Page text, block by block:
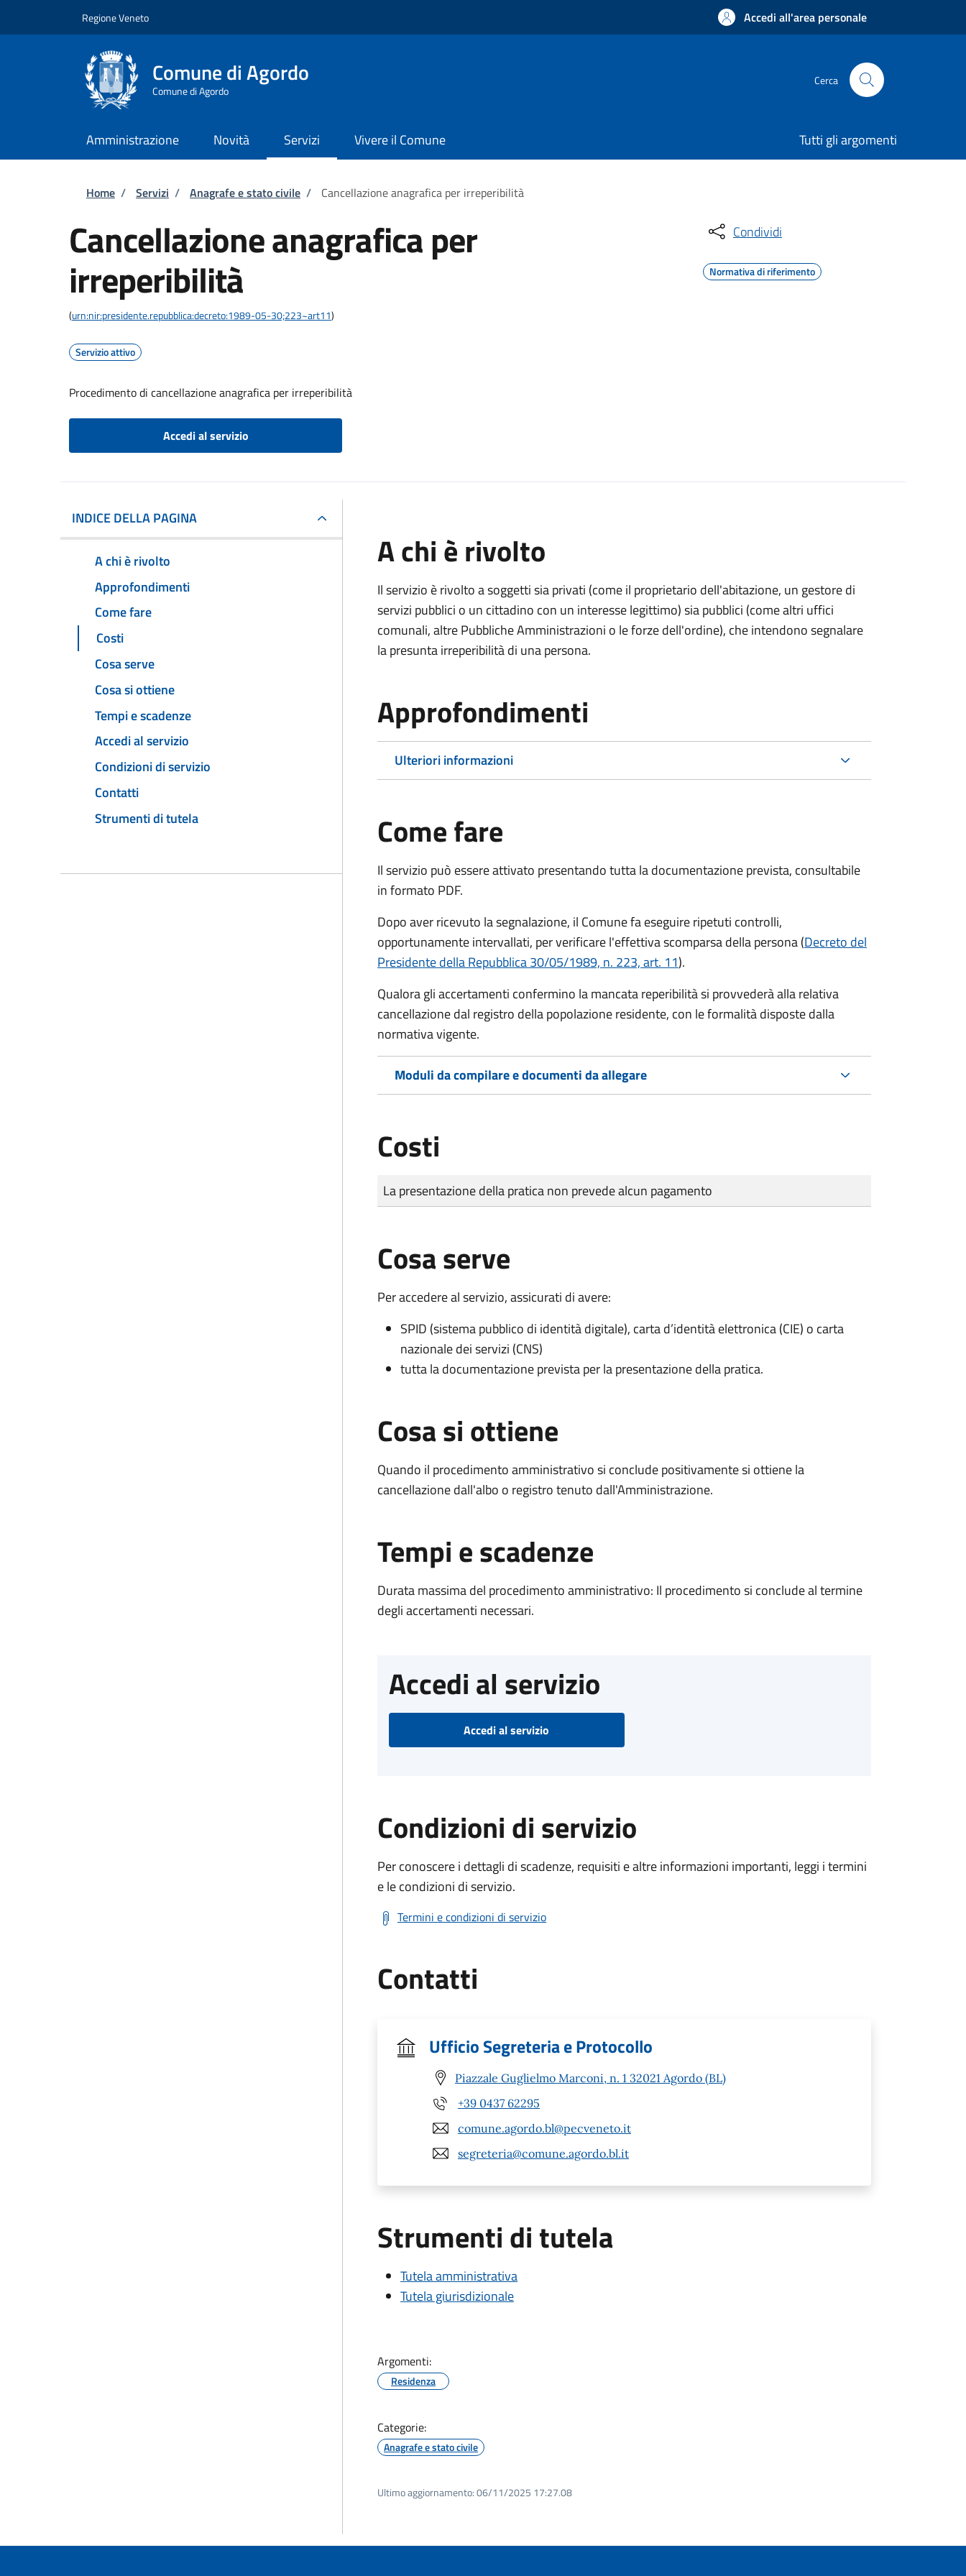
Regione Veneto Accedi all'area personale
Comune di Agordo
Comune di Agordo
Cerca
Amministrazione Novità Servizi Vivere il Comune Tutti gli argomenti
Briciole di pane
Home / Servizi / Anagrafe e stato civile / Cancellazione anagrafica per irreperibilità
Cancellazione anagrafica per
irreperibilità
(urn:nir:presidente.repubblica:decreto:1989-05-30;223~art11)
Servizio attivo
Procedimento di cancellazione anagrafica per irreperibilità
Accedi al servizio
Condividi
Normativa di riferimento
INDICE DELLA PAGINA
A chi è rivolto
Approfondimenti
Come fare
Costi
Cosa serve
Cosa si ottiene
Tempi e scadenze
Accedi al servizio
Condizioni di servizio
Contatti
Strumenti di tutela
A chi è rivolto
Il servizio è rivolto a soggetti sia privati (come il proprietario dell'abitazione, un gestore di
servizi pubblici o un cittadino con un interesse legittimo) sia pubblici (come altri uffici
comunali, altre Pubbliche Amministrazioni o le forze dell'ordine), che intendono segnalare
la presunta irreperibilità di una persona.
Approfondimenti
Ulteriori informazioni
Come fare
Il servizio può essere attivato presentando tutta la documentazione prevista, consultabile
in formato PDF.
Dopo aver ricevuto la segnalazione, il Comune fa eseguire ripetuti controlli,
opportunamente intervallati, per verificare l'effettiva scomparsa della persona (Decreto del
Presidente della Repubblica 30/05/1989, n. 223, art. 11).
Qualora gli accertamenti confermino la mancata reperibilità si provvederà alla relativa
cancellazione dal registro della popolazione residente, con le formalità disposte dalla
normativa vigente.
Moduli da compilare e documenti da allegare
Costi
Tipo di pagamento
Importo
La presentazione della pratica non prevede alcun pagamento
Cosa serve
Per accedere al servizio, assicurati di avere:
SPID (sistema pubblico di identità digitale), carta d’identità elettronica (CIE) o carta
nazionale dei servizi (CNS)
tutta la documentazione prevista per la presentazione della pratica.
Cosa si ottiene
Quando il procedimento amministrativo si conclude positivamente si ottiene la
cancellazione dall'albo o registro tenuto dall'Amministrazione.
Tempi e scadenze
Durata massima del procedimento amministrativo: Il procedimento si conclude al termine
degli accertamenti necessari.
Accedi al servizio
Accedi al servizio
Condizioni di servizio
Per conoscere i dettagli di scadenze, requisiti e altre informazioni importanti, leggi i termini
e le condizioni di servizio.
Termini e condizioni di servizio
Contatti
Ufficio Segreteria e Protocollo
Piazzale Guglielmo Marconi, n. 1 32021 Agordo (BL)
+39 0437 62295
comune.agordo.bl@pecveneto.it
segreteria@comune.agordo.bl.it
Strumenti di tutela
Tutela amministrativa
Tutela giurisdizionale
Argomenti:
Residenza
Categorie:
Anagrafe e stato civile
Ultimo aggiornamento:06/11/2025 17:27.08